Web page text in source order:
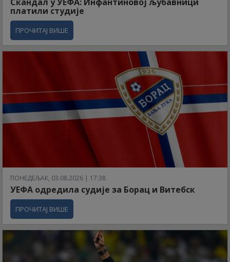
платили студије
ПРОЧИТАЈ ВИШЕ
ПОНЕДЕЉАК, 03.08.2026 | 17:38
УЕФА одредила судије за Борац и Витебск
ПРОЧИТАЈ ВИШЕ